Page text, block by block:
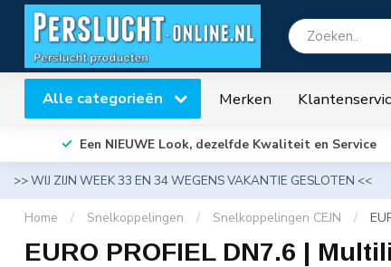
Alle categorieën Merken
Een NIEUWE Look, dezelfde Kwaliteit en Service
>> WIJ ZIJN WEEK 33 EN 34 WEGENS VAKANTIE GESLOTEN <<
Home / Snelkoppelingen / Snelkoppelingen CEJN /
EURO PROFIEL DN7.6 |